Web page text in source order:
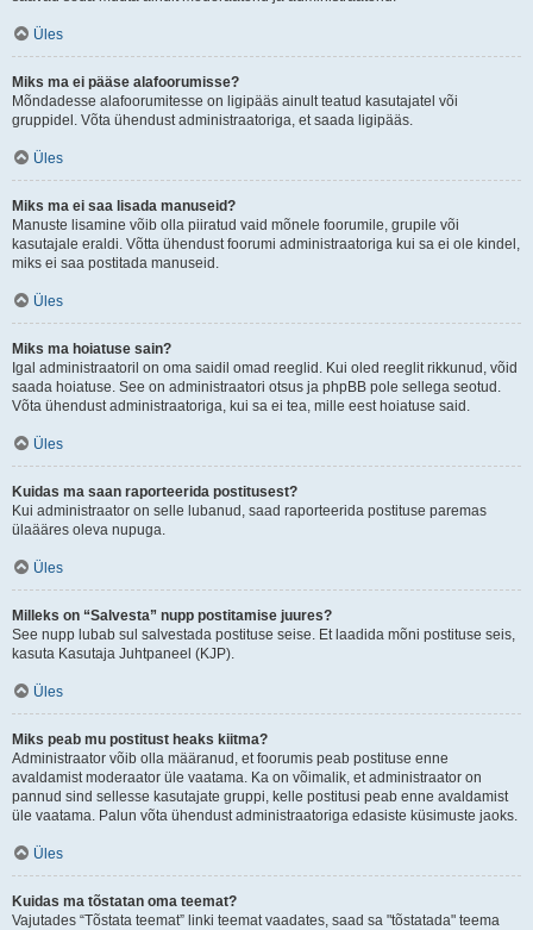
Üles
Miks ma ei pääse alafoorumisse?
Mõndadesse alafoorumitesse on ligipääs ainult teatud kasutajatel või
gruppidel. Võta ühendust administraatoriga, et saada ligipääs.
Üles
Miks ma ei saa lisada manuseid?
Manuste lisamine võib olla piiratud vaid mõnele foorumile, grupile või
kasutajale eraldi. Võtta ühendust foorumi administraatoriga kui sa ei ole kindel,
miks ei saa postitada manuseid.
Üles
Miks ma hoiatuse sain?
Igal administraatoril on oma saidil omad reeglid. Kui oled reeglit rikkunud, võid
saada hoiatuse. See on administraatori otsus ja phpBB pole sellega seotud.
Võta ühendust administraatoriga, kui sa ei tea, mille eest hoiatuse said.
Üles
Kuidas ma saan raporteerida postitusest?
Kui administraator on selle lubanud, saad raporteerida postituse paremas
ülaääres oleva nupuga.
Üles
Milleks on “Salvesta” nupp postitamise juures?
See nupp lubab sul salvestada postituse seise. Et laadida mõni postituse seis,
kasuta Kasutaja Juhtpaneel (KJP).
Üles
Miks peab mu postitust heaks kiitma?
Administraator võib olla määranud, et foorumis peab postituse enne
avaldamist moderaator üle vaatama. Ka on võimalik, et administraator on
pannud sind sellesse kasutajate gruppi, kelle postitusi peab enne avaldamist
üle vaatama. Palun võta ühendust administraatoriga edasiste küsimuste jaoks.
Üles
Kuidas ma tõstatan oma teemat?
Vajutades “Tõstata teemat” linki teemat vaadates, saad sa "tõstatada" teema